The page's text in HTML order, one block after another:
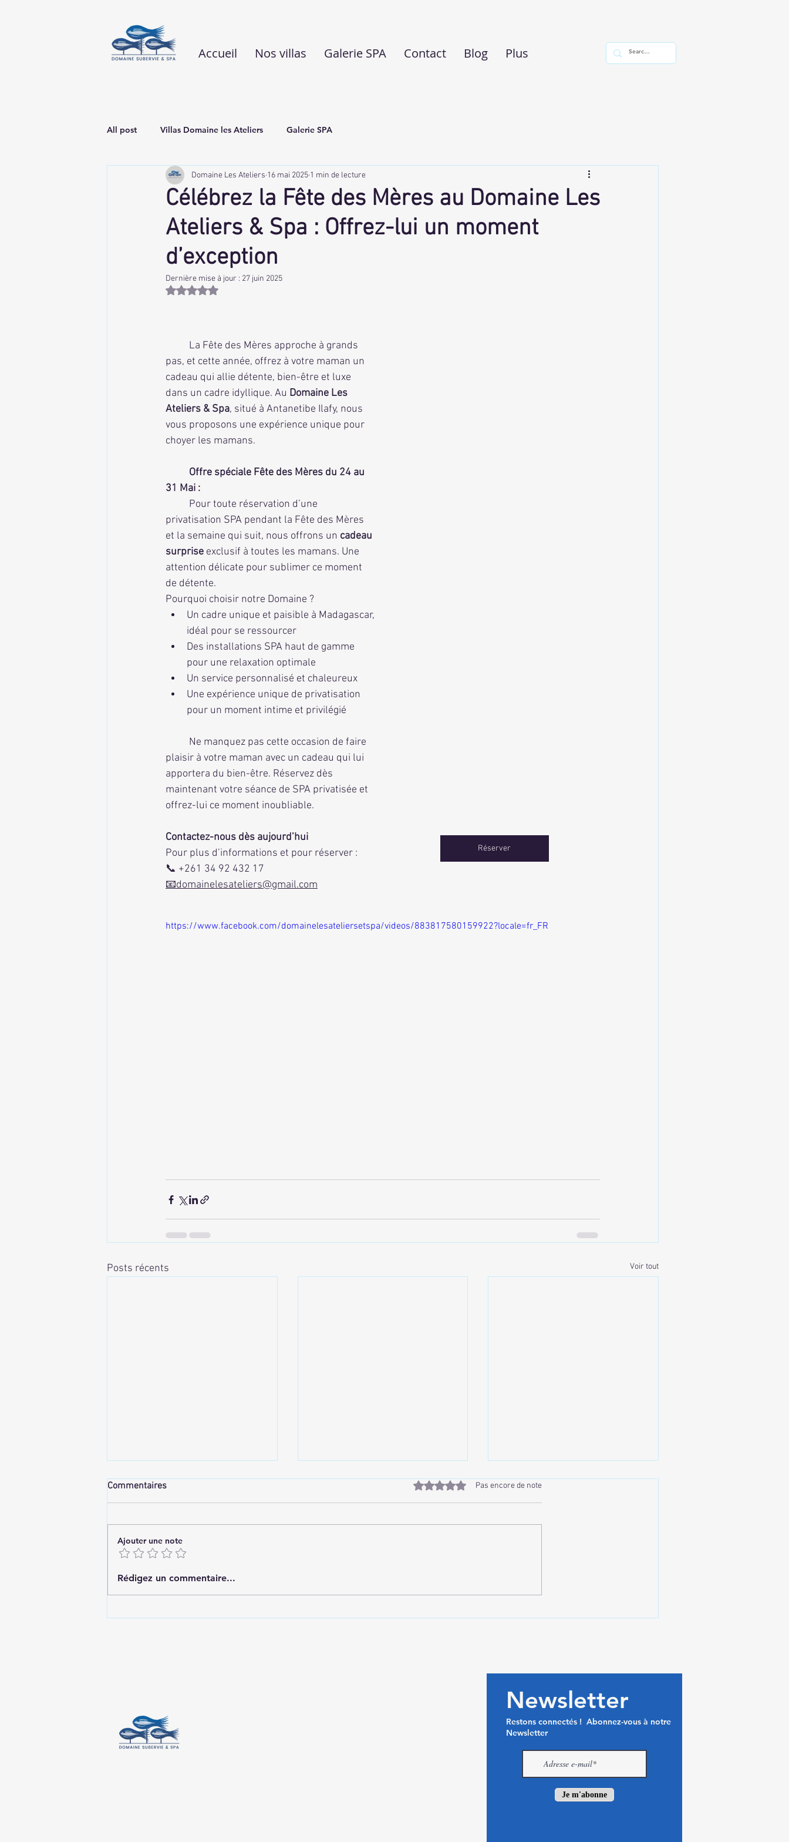
Accueil Nos villas Galerie SPA Contact Blog Plus
All post Villas Domaine les Ateliers Galerie SPA
Célébrez la Fête des Mères au Domaine Les
Ateliers & Spa : Offrez-lui un moment
d’exception
Domaine Les Ateliers 16 mai 2025 1 min de lecture
Dernière mise à jour : 27 juin 2025
Noté NaN étoiles sur 5.
pas, et cette année, offrez à votre maman un
cadeau qui allie détente, bien-être et luxe
dans un cadre idyllique. Au Domaine Les
Ateliers & Spa, situé à Antanetibe Ilafy, nous
vous proposons une expérience unique pour
choyer les mamans.
31 Mai :
Pour toute réservation d’une
privatisation SPA pendant la Fête des Mères
et la semaine qui suit, nous offrons un cadeau
surprise exclusif à toutes les mamans. Une
attention délicate pour sublimer ce moment
de détente.
Pourquoi choisir notre Domaine ?
Un cadre unique et paisible à Madagascar,
idéal pour se ressourcer
Des installations SPA haut de gamme
pour une relaxation optimale
Un service personnalisé et chaleureux
Une expérience unique de privatisation
pour un moment intime et privilégié
plaisir à votre maman avec un cadeau qui lui
apportera du bien-être. Réservez dès
maintenant votre séance de SPA privatisée et
offrez-lui ce moment inoubliable.
Contactez-nous dès aujourd’hui
Pour plus d’informations et pour réserver :
📞 +261 34 92 432 17
📧domainelesateliers@gmail.com
Réserver
https://www.facebook.com/domainelesateliersetspa/videos/883817580159922?locale=fr_FR
Posts récents Voir tout
✨ Trajet Antananarivo–Ilafy : Le
Commentaires Noté 0 étoile sur 5.Pas encore de note
Ajouter une note
Rédigez un commentaire...
Newsletter
Restons connectés ! Abonnez-vous à notre
Newsletter
Je m'abonne